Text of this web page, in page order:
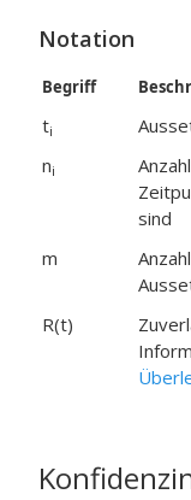
Notation
Begriff
ti
ni
sind
m
R(t)